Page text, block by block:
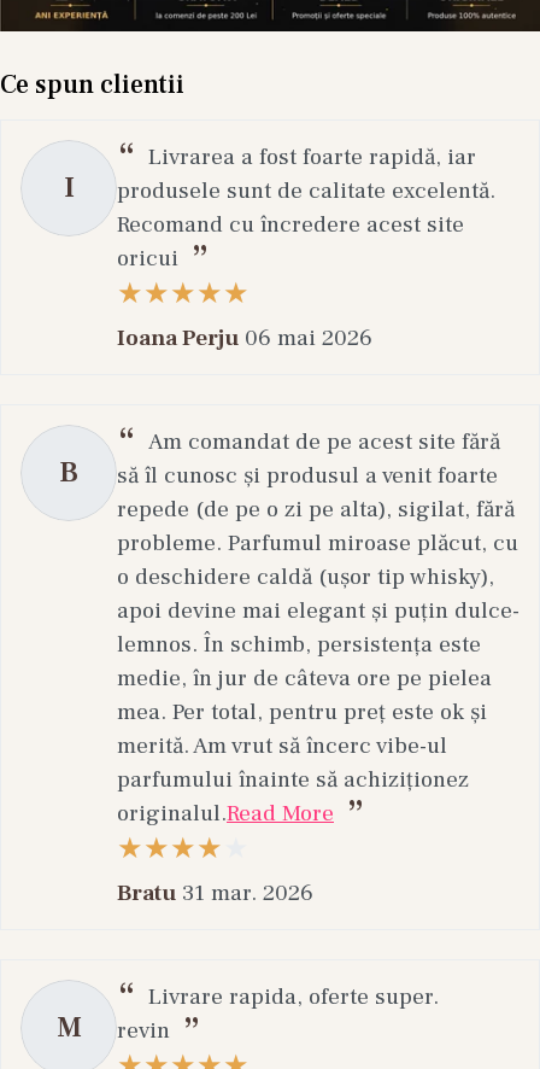
Ce spun clientii
I
Livrarea a fost foarte rapidă, iar
produsele sunt de calitate excelentă.
Recomand cu încredere acest site
oricui
Ioana Perju 06 mai 2026
B
Am comandat de pe acest site fără
să îl cunosc și produsul a venit foarte
repede (de pe o zi pe alta), sigilat, fără
probleme. Parfumul miroase plăcut, cu
o deschidere caldă (ușor tip whisky),
apoi devine mai elegant și puțin dulce-
lemnos. În schimb, persistența este
medie, în jur de câteva ore pe pielea
mea. Per total, pentru preț este ok și
merită. Am vrut să încerc vibe-ul
parfumului înainte să achiziționez
originalul.Read More
Bratu 31 mar. 2026
M
Livrare rapida, oferte super.
revin